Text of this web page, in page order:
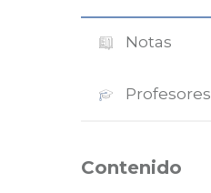
Notas
Profesores
Contenido